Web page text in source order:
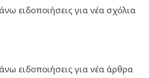
ειδοποιήσεις για νέα σχόλια
ειδοποιήσεις για νέα άρθρα